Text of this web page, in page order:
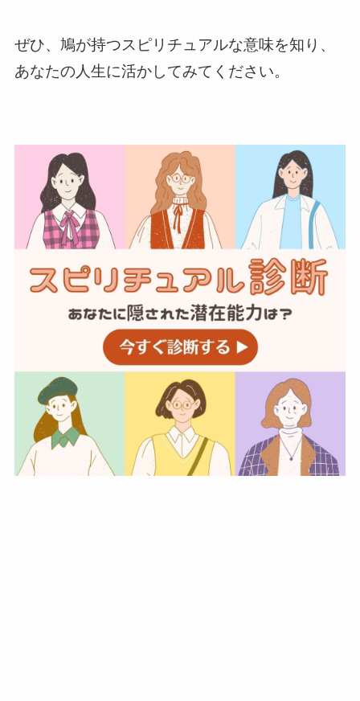
ぜひ、鳩が持つスピリチュアルな意味を知り、
あなたの人生に活かしてみてください。